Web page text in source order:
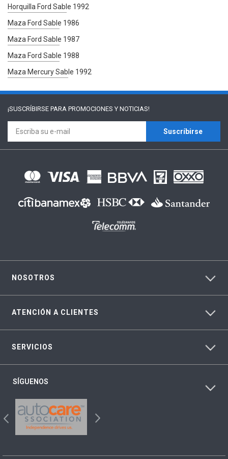
Horquilla Ford Sable 1992
Maza Ford Sable 1986
Maza Ford Sable 1987
Maza Ford Sable 1988
Maza Mercury Sable 1992
¡SUSCRÍBIRSE PARA PROMOCIONES Y NOTICIAS!
Suscríbirse
NOSOTROS
ATENCIÓN A CLIENTES
SERVICIOS
SÍGUENOS